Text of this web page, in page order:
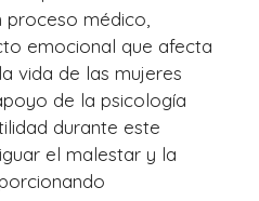
proceso médico,
emocional que afecta
vida de las mujeres
de la psicología
durante este
el malestar y la